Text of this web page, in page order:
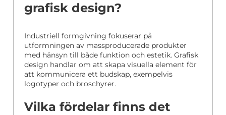
grafisk design?
Industriell formgivning fokuserar på
utformningen av massproducerade produkter
med hänsyn till både funktion och estetik. Grafisk
design handlar om att skapa visuella element för
att kommunicera ett budskap, exempelvis
logotyper och broschyrer.
Vilka fördelar finns det